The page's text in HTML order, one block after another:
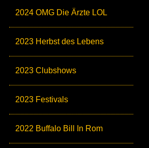
2024 OMG Die Ärzte LOL
2023 Herbst des Lebens
2023 Clubshows
2023 Festivals
2022 Buffalo Bill In Rom